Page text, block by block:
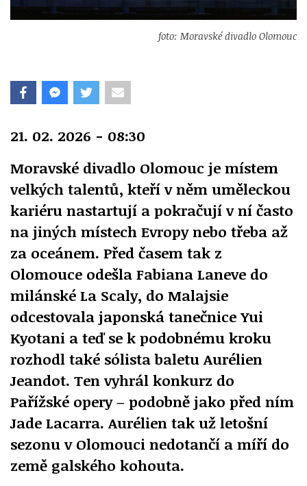
foto: Moravské divadlo Olomouc
21. 02. 2026 - 08:30
Moravské divadlo Olomouc je místem
velkých talentů, kteří v něm uměleckou
kariéru nastartují a pokračují v ní často
na jiných místech Evropy nebo třeba až
za oceánem. Před časem tak z
Olomouce odešla Fabiana Laneve do
milánské La Scaly, do Malajsie
odcestovala japonská tanečnice Yui
Kyotani a teď se k podobnému kroku
rozhodl také sólista baletu Aurélien
Jeandot. Ten vyhrál konkurz do
Pařížské opery – podobně jako před ním
Jade Lacarra. Aurélien tak už letošní
sezonu v Olomouci nedotančí a míří do
země galského kohouta.